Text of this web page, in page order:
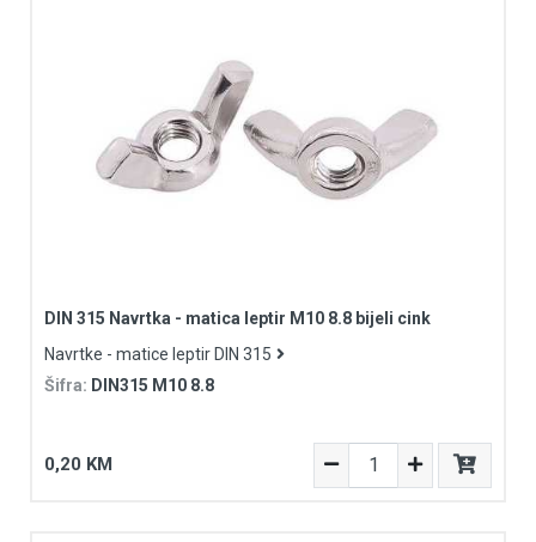
DIN 315 Navrtka - matica leptir M10 8.8 bijeli cink
Navrtke - matice leptir DIN 315
Šifra: DIN315 M10 8.8
0,20 KM